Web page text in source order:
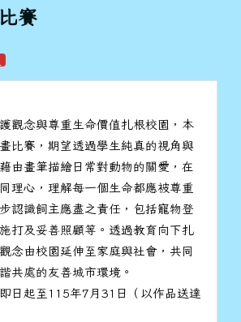
賽
觀念與尊重生命價值扎根校園，本
比賽，期望透過學生純真的視角與
由畫筆描繪日常對動物的關愛，在
理心，理解每一個生命都應被尊重
認識飼主應盡之責任，包括寵物登
打及妥善照顧等。透過教育向下扎
念由校園延伸至家庭與社會，共同
共處的友善城市環境。
日起至115年7月31日（以作品送達